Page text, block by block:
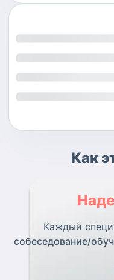
Как
Каждый
собеседование/